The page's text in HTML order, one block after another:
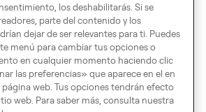
los deshabilitarás. Si se
parte del contenido y los
dejar de ser relevantes para ti. Puedes
menú para cambiar tus opciones o
en cualquier momento haciendo clic
las preferencias» que aparece en el en
web. Tus opciones tendrán efecto
web. Para saber más, consulta nuestra